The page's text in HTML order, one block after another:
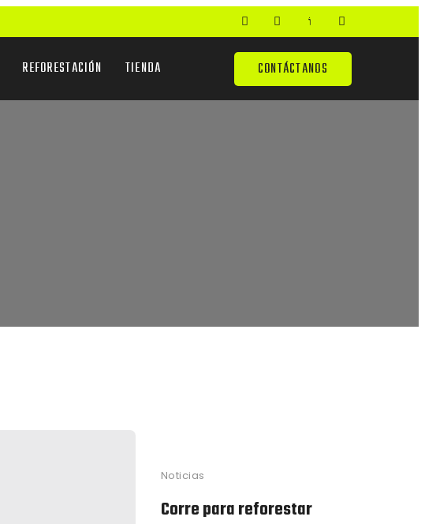
REFORESTACIÓN TIENDA CONTÁCTANOS
Noticias
Corre para reforestar